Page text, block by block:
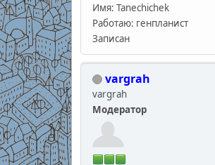
Имя: Tanechichek
Работаю: генпланист
Записан
vargrah
vargrah
Модератор